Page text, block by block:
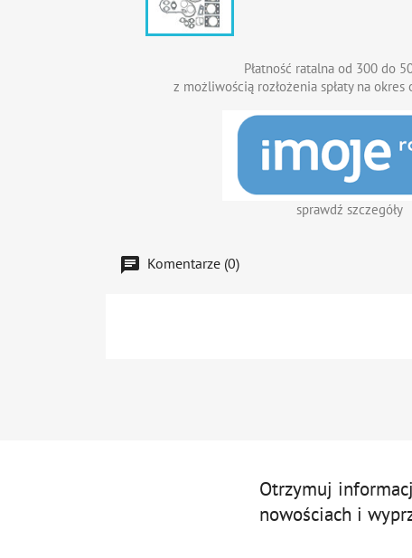
Płatność ratalna od 300 do
z możliwością rozłożenia spłaty na
sprawdź szczegóły
Komentarze (0)
Otrzymuj
nowościach i